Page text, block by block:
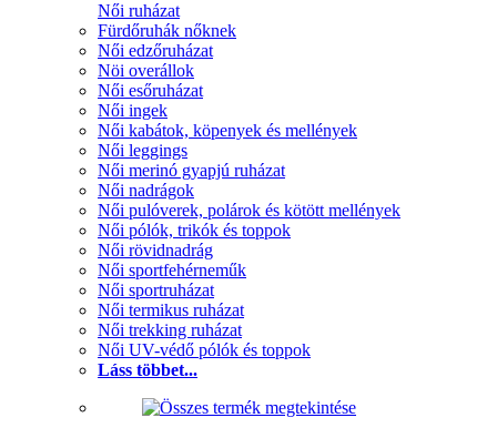
Női ruházat
Fürdőruhák nőknek
Női edzőruházat
Nöi overállok
Női esőruházat
Női ingek
Női kabátok, köpenyek és mellények
Női leggings
Női merinó gyapjú ruházat
Női nadrágok
Női pulóverek, polárok és kötött mellények
Női pólók, trikók és toppok
Női rövidnadrág
Női sportfehérneműk
Női sportruházat
Női termikus ruházat
Női trekking ruházat
Női UV-védő pólók és toppok
Láss többet...